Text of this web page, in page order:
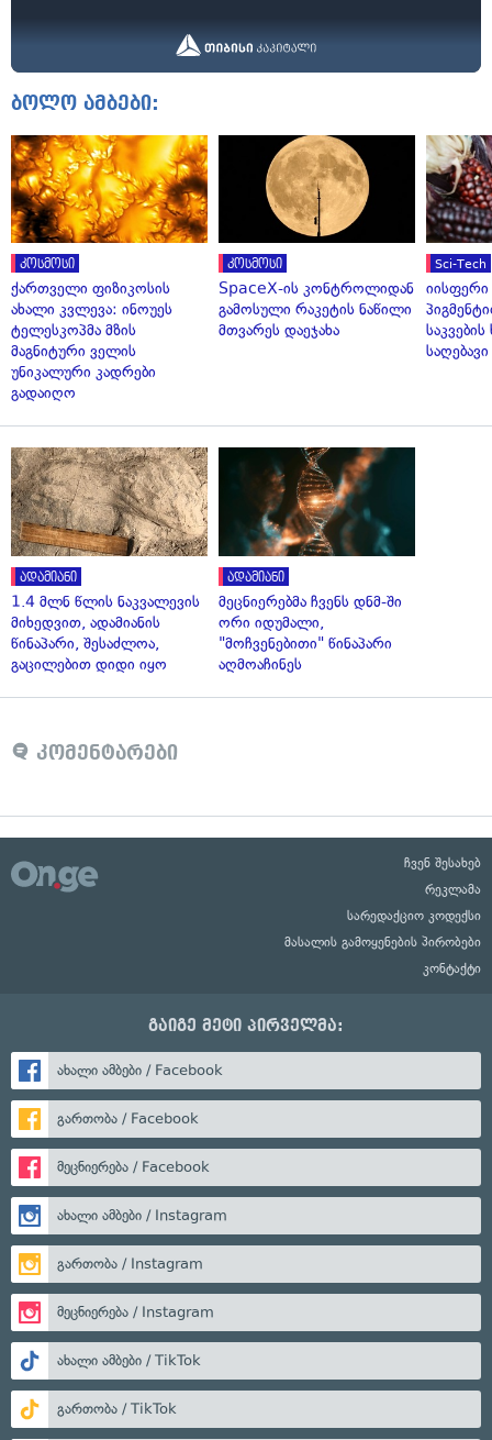
ბოლო ამბები:
კოსმოსი
ქართველი ფიზიკოსის
ახალი კვლევა: ინოუეს
ტელესკოპმა მზის
მაგნიტური ველის
უნიკალური კადრები
გადაიღო
კოსმოსი
SpaceX-ის კონტროლიდან
გამოსული რაკეტის ნაწილი
მთვარეს დაეჯახა
Sci-Tech
იისფერი
ადამიანი
1.4 მლნ წლის ნაკვალევის
მიხედვით, ადამიანის
წინაპარი, შესაძლოა,
გაცილებით დიდი იყო
ადამიანი
მეცნიერებმა ჩვენს დნმ-ში
ორი იდუმალი,
"მოჩვენებითი" წინაპარი
აღმოაჩინეს
კომენტარები
ჩვენ შესახებ
რეკლამა
სარედაქციო კოდექსი
მასალის გამოყენების პირობები
კონტაქტი
გაიგე მეტი პირველმა:
ახალი ამბები / Facebook
გართობა / Facebook
მეცნიერება / Facebook
ახალი ამბები / Instagram
გართობა / Instagram
მეცნიერება / Instagram
ახალი ამბები / TikTok
გართობა / TikTok